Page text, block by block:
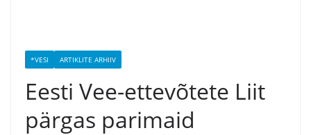
*VESI ARTIKLITE ARHIIV
Eesti Vee-ettevõtete Liit
pärgas parimaid